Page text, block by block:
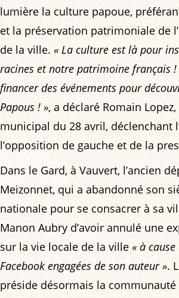
lumière la culture papoue,
et la préservation patrimoniale de
de la ville. « La culture est là pour
racines et notre patrimoine français !
financer des événements pour
Papous ! », a déclaré Romain
municipal du 28 avril, déclenchant
l’opposition de gauche et de la
Dans le Gard, à Vauvert, l’ancien
Meizonnet, qui a abandonné son
nationale pour se consacrer à sa
Manon Aubry d’avoir annulé une
sur la vie locale de la ville « à
Facebook engagées de son auteur ».
préside désormais la